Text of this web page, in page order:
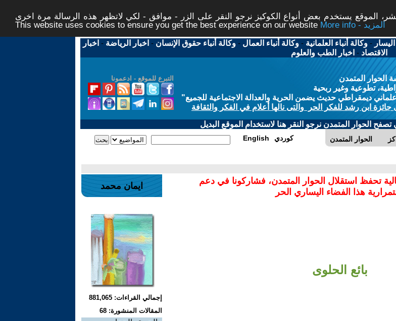
الموقع يستخدم بعض أنواع الكوكيز نرجو النقر على الزر - موافق - لكي لاتظهر هذه الرسالة مرة اخرى -
This website uses cookies to ensure you get the best experience on our website
More info - المزيد
-وكالة أنباء العلمانية -وكالة أنباء العمال -وكالة أنباء حقوق الإنسان - اخبار الرياضة - اخبار
الاقتصاد - اخبار الطب والعلوم
التبرع للموقع - ادعمونا
الحوار المتمدن
تطوعية وغير ربحية
ديمقراطي حديث يضمن الحرية والعدالة الاجتماعية للجميع"
ابن رشد للفكر الحر والتى نالها أعلام في الفكر والثقافة
الحوار المتمدن نرجو النقر هنا لاستخدام الموقع البديل
الحوار المتمدن English كوردي
تحفظ استقلال الحوار المتمدن، فشاركونا في دعم
هذا الفضاء اليساري الحر
بائع الحلوى
ايمان محمد
إجمالي القراءات: 881,065
المقالات المنشورة: 68